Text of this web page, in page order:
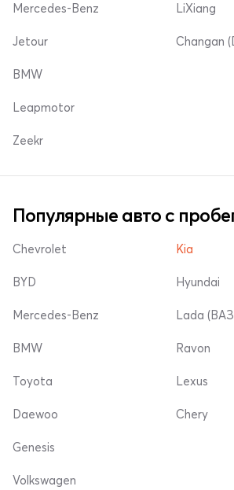
Mercedes-Benz
Jetour
LiXiang
Changan
BMW
Leapmotor
Zeekr
Популярные авто с
Chevrolet
BYD
Mercedes-Benz
Kia
Hyundai
Lada
BMW
Toyota
Daewoo
Ravon
Lexus
Chery
Genesis
Volkswagen